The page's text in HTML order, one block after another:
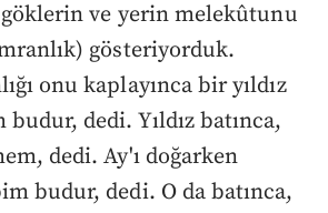
ve yerin melekûtunu
gösteriyorduk.
onu kaplayınca bir yıldız
dedi. Yıldız batınca,
dedi. Ay'ı doğarken
budur, dedi. O da batınca,